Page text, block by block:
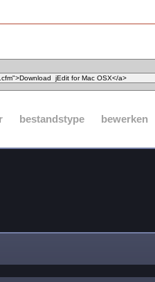
bestandstype bewerken